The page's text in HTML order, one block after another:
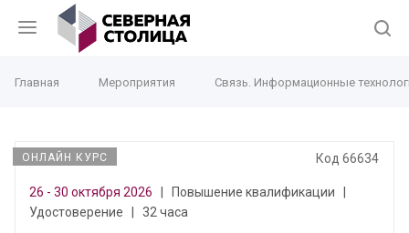
Главная Мероприятия Связь. Информационные
ОНЛАЙН КУРС Код 66634
26 - 30 октября 2026 Повышение квалификации
Удостоверение
32 часа